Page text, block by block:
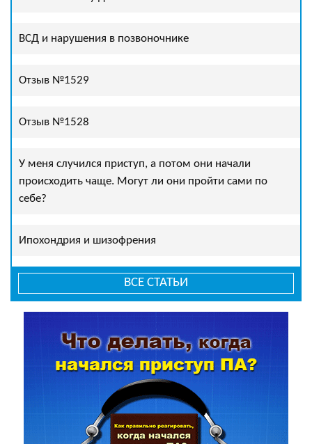
ВСД и нарушения в позвоночнике
Отзыв №1529
Отзыв №1528
У меня случился приступ, а потом они начали
происходить чаще. Могут ли они пройти сами по
себе?
Ипохондрия и шизофрения
ВСЕ СТАТЬИ